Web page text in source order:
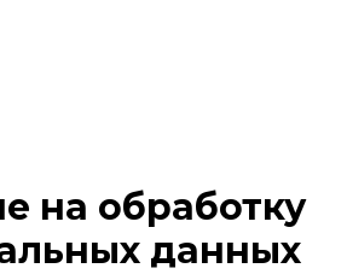
на обработку
данных